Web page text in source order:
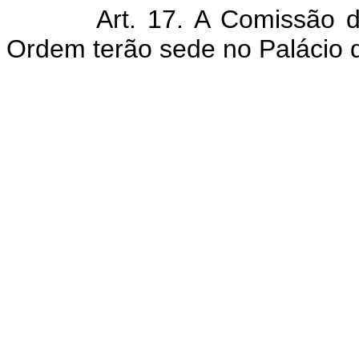
Art. 17. A Comissão do
Ordem terão sede no Palácio